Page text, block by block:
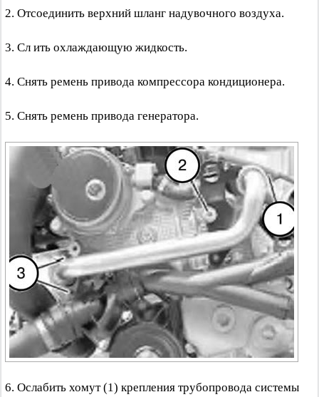
2. Отсоединить верхний шланг надувочного воздуха.
3. Сл ить охлаждающую жидкость.
4. Снять ремень привода компрессора кондиционера.
5. Снять ремень привода генератора.
6. Ослабить хомут (1) крепления трубопровода системы